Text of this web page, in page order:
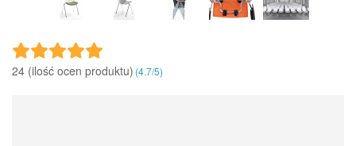
24 (ilość ocen produktu)‎(4.7/5)